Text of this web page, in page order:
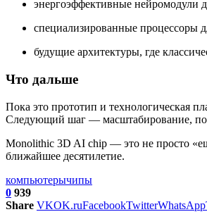
энергоэффективные нейромодули
специализированные процессоры
будущие архитектуры, где
Что дальше
Пока это прототип и технологическая
Следующий шаг — масштабирование,
Monolithic 3D AI chip — это не просто
ближайшее десятилетие.
компьютерычипы
0 939
Share VKOK.ruFacebookTwitterWhatsApp